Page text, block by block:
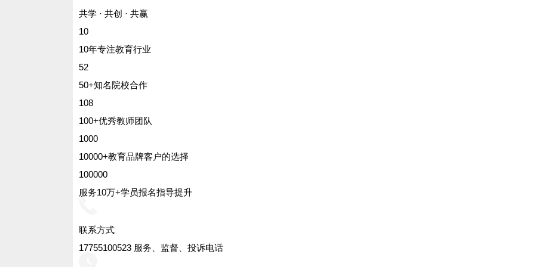
在中国定居并符合其他报名条件的外国侨民持所在省(区、市)公安机关填发的《外国人永久居留证》
安徽省专升本网(www.ahsxez.com)。
共学 · 共创 · 共赢
10
10年专注教育行业
52
50+知名院校合作
108
100+优秀教师团队
1000
10000+教育品牌客户的选择
100000
服务10万+学员报名指导提升
联系方式
17755100523 服务、监督、投诉电话